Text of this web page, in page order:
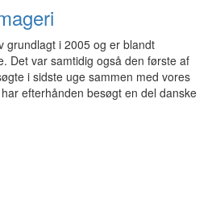
grundlagt i 2005 og er blandt
Det var samtidig også den første af
i sidste uge sammen med vores
efterhånden besøgt en del danske